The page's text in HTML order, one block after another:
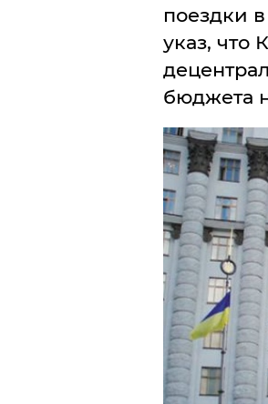
поездки
указ, что
бюджета